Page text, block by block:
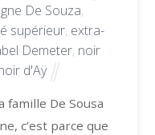
De Souza,
supérieur, extra-
Demeter, noir
d'Aÿ
famille De Sousa
c’est parce que